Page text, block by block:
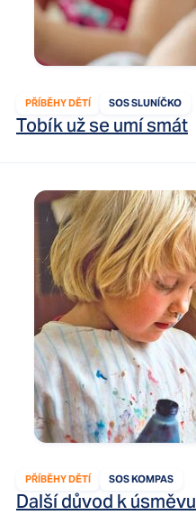
PŘÍBĚHY DĚTÍ SOS SLUNÍČKO
Tobík už se umí smát
PŘÍBĚHY DĚTÍ SOS KOMPAS
Další důvod k úsměvu